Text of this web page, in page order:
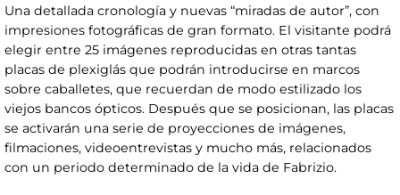
Una detallada cronología y nuevas “miradas de autor”, con
impresiones fotográficas de gran formato. El visitante podrá
elegir entre 25 imágenes reproducidas en otras tantas
placas de plexiglás que podrán introducirse en marcos
sobre caballetes, que recuerdan de modo estilizado los
viejos bancos ópticos. Después que se posicionan, las placas
se activarán una serie de proyecciones de imágenes,
filmaciones, videoentrevistas y mucho más, relacionados
con un periodo determinado de la vida de Fabrizio.